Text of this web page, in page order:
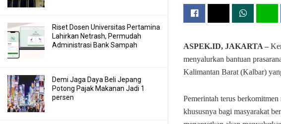
Riset Dosen Universitas Pertamina
Lahirkan Netrash, Permudah
Administrasi Bank Sampah
Demi Jaga Daya Beli Jepang
Potong Pajak Makanan Jadi 1
persen
ASPEK.ID, JAKARTA –
menyalurkan bantuan
Kalimantan Barat (Kalbar)
Pemerintah terus
khususnya bagi masyarakat